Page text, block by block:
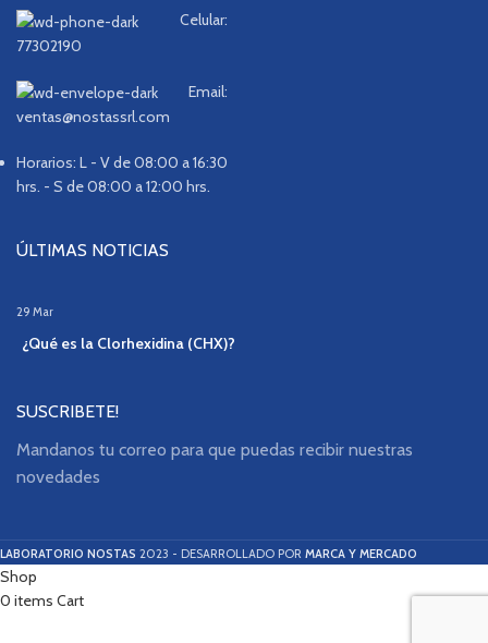
Celular:
77302190
Email:
ventas@nostassrl.com
Horarios: L - V de 08:00 a 16:30
hrs. - S de 08:00 a 12:00 hrs.
ÚLTIMAS NOTICIAS
29 Mar
¿Qué es la Clorhexidina (CHX)?
SUSCRIBETE!
Mandanos tu correo para que puedas recibir nuestras
novedades
LABORATORIO NOSTAS 2023 - DESARROLLADO POR MARCA Y MERCADO
Shop
0 items Cart